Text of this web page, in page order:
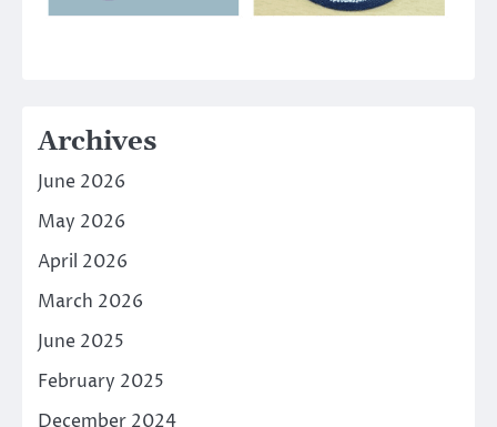
Archives
June 2026
May 2026
April 2026
March 2026
June 2025
February 2025
December 2024